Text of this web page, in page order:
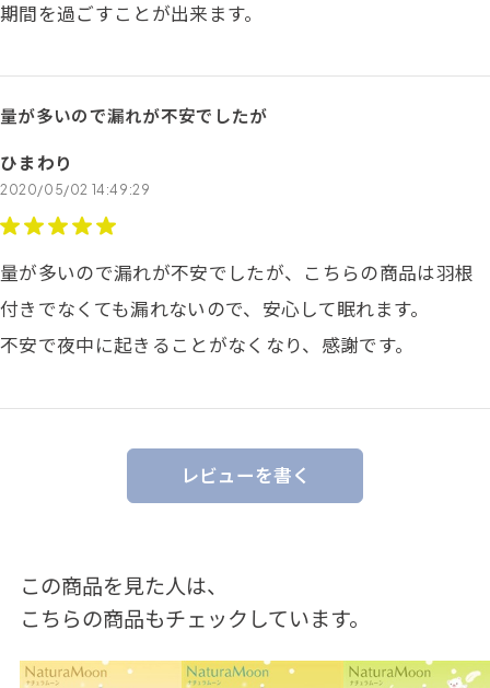
期間を過ごすことが出来ます。
量が多いので漏れが不安でしたが
ひまわり
2020/05/02 14:49:29
量が多いので漏れが不安でしたが、こちらの商品は羽根
付きでなくても漏れないので、安心して眠れます。
不安で夜中に起きることがなくなり、感謝です。
レビューを書く
この商品を見た人は、
こちらの商品もチェックしています。